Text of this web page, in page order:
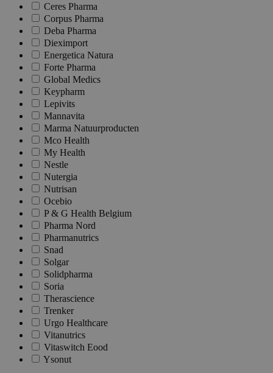
Ceres Pharma
Corpus Pharma
Deba Pharma
Dieximport
Energetica Natura
Forte Pharma
Global Medics
Keypharm
Lepivits
Mannavita
Marma Natuurproducten
Mco Health
My Health
Nestle
Nutergia
Nutrisan
Ocebio
P & G Health Belgium
Pharma Nord
Pharmanutrics
Snad
Solgar
Solidpharma
Soria
Therascience
Trenker
Urgo Healthcare
Vitanutrics
Vitaswitch Eood
Ysonut